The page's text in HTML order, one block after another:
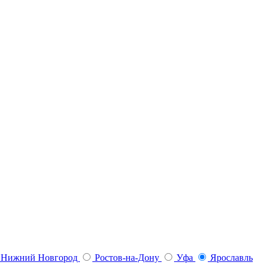
Нижний Новгород Ростов-на-Дону Уфа Ярославль